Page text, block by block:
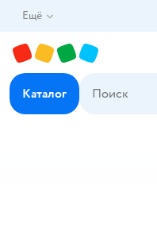
Ещё
Каталог